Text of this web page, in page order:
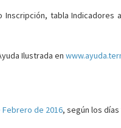
Inscripción, tabla Indicadores
Ilustrada en
Febrero de 2016, según los